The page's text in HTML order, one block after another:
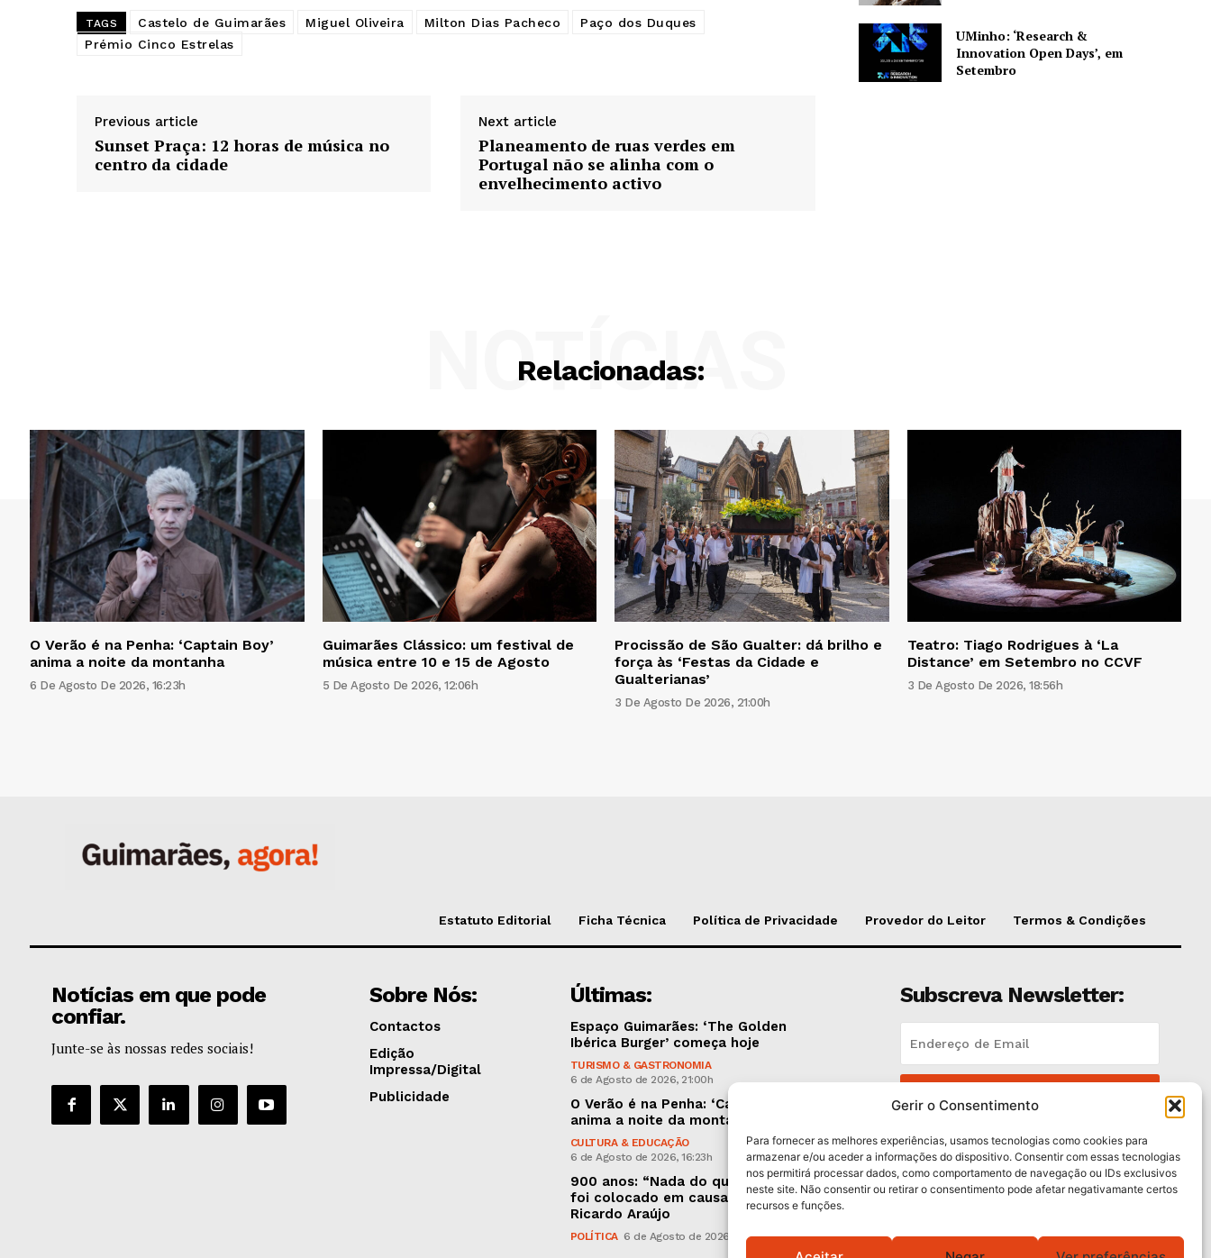
Gerir o Consentimento
Para fornecer as melhores experiências, usamos tecnologias como cookies para
armazenar e/ou aceder a informações do dispositivo. Consentir com essas tecnologias
nos permitirá processar dados, como comportamento de navegação ou IDs exclusivos
neste site. Não consentir ou retirar o consentimento pode afetar negativamante certos
recursos e funções.
TAGS Castelo de Guimarães Miguel Oliveira Milton Dias Pacheco
Paço dos Duques
Prémio Cinco Estrelas
Previous article
Sunset Praça: 12 horas de música no
centro da cidade
Next article
Planeamento de ruas verdes em
Portugal não se alinha com o
envelhecimento activo
UMinho: ‘Research &
Innovation Open Days’, em
Setembro
Relacionadas:
NOTÍCIAS
O Verão é na Penha: ‘Captain Boy’
anima a noite da montanha
6 De Agosto De 2026, 16:23h
Guimarães Clássico: um festival de
música entre 10 e 15 de Agosto
5 De Agosto De 2026, 12:06h
Procissão de São Gualter: dá brilho e
força às ‘Festas da Cidade e
Gualterianas’
3 De Agosto De 2026, 21:00h
Teatro: Tiago Rodrigues à ‘La
Distance’ em Setembro no CCVF
3 De Agosto De 2026, 18:56h
Estatuto Editorial Ficha Técnica Política de Privacidade Provedor do Leitor Termos & Condições
Notícias em que pode
confiar.
Junte-se às nossas redes sociais!
Sobre Nós:
Contactos
Edição
Impressa/Digital
Publicidade
Últimas:
Espaço Guimarães: ‘The Golden
Ibérica Burger’ começa hoje
TURISMO & GASTRONOMIA
6 de Agosto de 2026, 21:00h
O Verão é na Penha: ‘Captain Boy’
anima a noite da montanha
CULTURA & EDUCAÇÃO
6 de Agosto de 2026, 16:23h
900 anos: “Nada do que vinha de trás
foi colocado em causa”, garante
Ricardo Araújo
POLÍTICA 6 de Agosto de 2026, 13:03h
Subscreva Newsletter:
Li e aceito aPolítica de Privacidade .